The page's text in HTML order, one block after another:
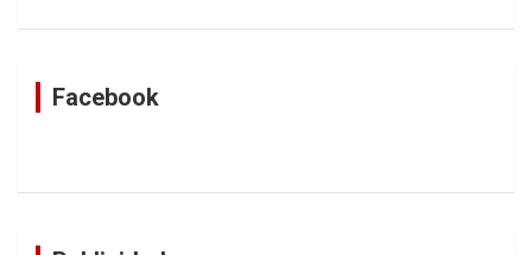
Facebook